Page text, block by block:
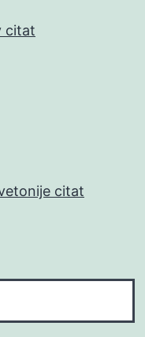
citat
citat